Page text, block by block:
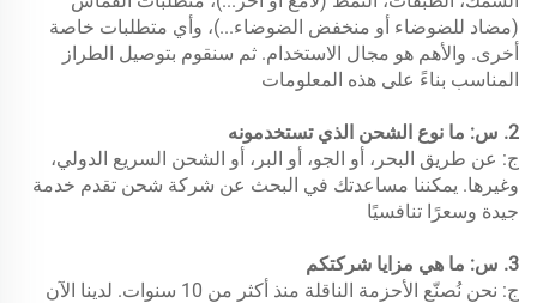
(مضاد للضوضاء أو منخفض الضوضاء...)، وأي متطلبات خاصة
أخرى. والأهم هو مجال الاستخدام. ثم سنقوم بتوصيل الطراز
المناسب بناءً على هذه المعلومات
2. س: ما نوع الشحن الذي تستخدمونه
ج: عن طريق البحر، أو الجو، أو البر، أو الشحن السريع الدولي،
وغيرها. يمكننا مساعدتك في البحث عن شركة شحن تقدم خدمة
جيدة وسعرًا تنافسيًا
3. س: ما هي مزايا شركتكم
ج: نحن نُصنّع الأحزمة الناقلة منذ أكثر من 10 سنوات. لدينا الآن